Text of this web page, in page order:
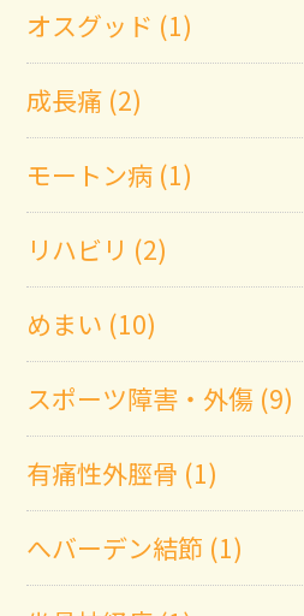
オスグッド (1)
成長痛 (2)
モートン病 (1)
リハビリ (2)
めまい (10)
スポーツ障害・外傷 (9)
有痛性外脛骨 (1)
へバーデン結節 (1)